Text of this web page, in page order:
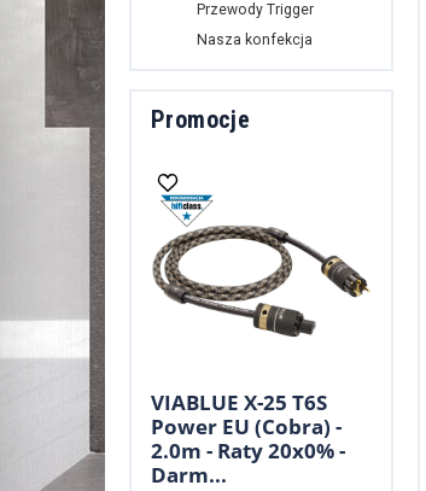
Przewody Trigger
Nasza konfekcja
Promocje
VIABLUE X-25 T6S
Power EU (Cobra) -
2.0m - Raty 20x0% -
Darm...